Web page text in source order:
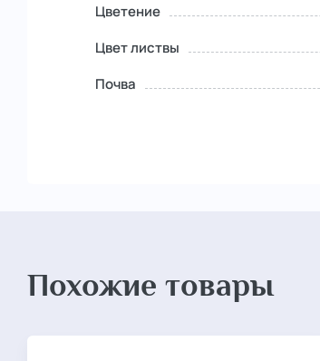
Цветение
Цвет листвы
Почва
Похожие товары